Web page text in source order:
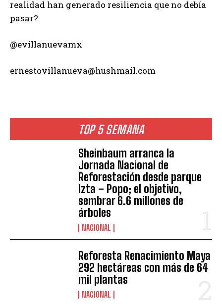
TOP 5 SEMANA
Sheinbaum arranca la
Jornada Nacional de
Reforestación desde parque
Izta – Popo; el objetivo,
sembrar 6.6 millones de
árboles
NACIONAL
Reforesta Renacimiento Maya
292 hectáreas con más de 64
mil plantas
NACIONAL
realidad han generado resiliencia que no debía
pasar?
@evillanuevamx
ernestovillanueva@hushmail.com